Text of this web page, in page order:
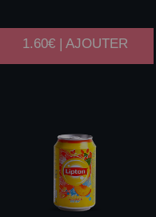
1.60€ | AJOUTER